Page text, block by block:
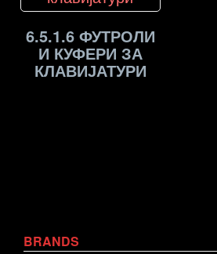
6.5.1.6 ФУТРОЛИ
И КУФЕРИ ЗА
КЛАВИЈАТУРИ
BRANDS